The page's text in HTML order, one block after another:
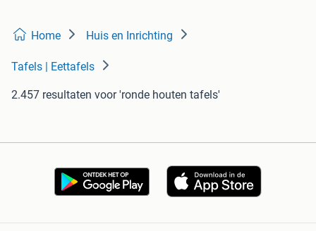
Home Huis en Inrichting
Tafels | Eettafels
2.457 resultaten voor 'ronde houten tafels'